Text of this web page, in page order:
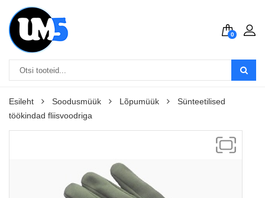
0
Esileht Soodusmüük Lõpumüük
Sünteetilised
töökindad fliisvoodriga